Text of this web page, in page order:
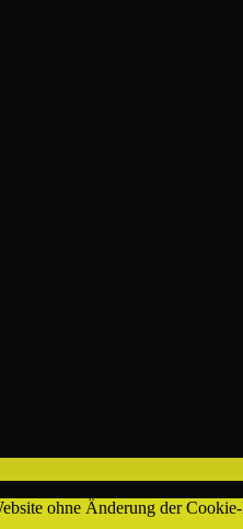
ohne Änderung der